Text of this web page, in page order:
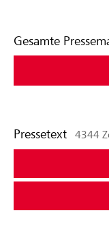
Gesamte
Pressetext 4344